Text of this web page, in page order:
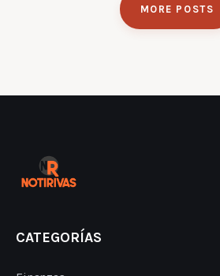
MORE POSTS
CATEGORÍAS